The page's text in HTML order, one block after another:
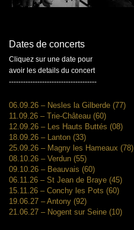
Dates de concerts
Cliquez sur une date pour
avoir les details du concert
-------------------------------------
06.09.26 – Nesles la Gilberde (77)
11.09.26 – Trie-Château (60)
12.09.26 – Les Hauts Buttés (08)
18.09.26 – Lanton (33)
25.09.26 – Magny les Hameaux (78)
08.10.26 – Verdun (55)
09.10.26 – Beauvais (60)
06.11.26 – St Jean de Braye (45)
15.11.26 – Conchy les Pots (60)
19.06.27 – Antony (92)
21.06.27 – Nogent sur Seine (10)